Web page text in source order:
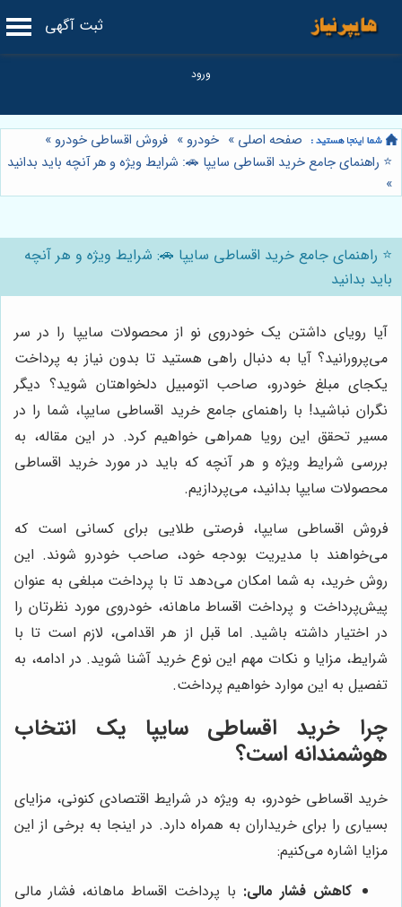
ثبت آگهی
صفحه اصلی » خودرو » فروش اقساطی خودرو »
⭐️ راهنمای جامع خرید اقساطی سایپا 🚗: شرایط ویژه و هر آنچه باید بدانید
»
⭐️ راهنمای جامع خرید اقساطی سایپا 🚗: شرایط ویژه و هر آنچه
باید بدانید
آیا رویای داشتن یک خودروی نو از محصولات سایپا را در سر
می‌پرورانید؟ آیا به دنبال راهی هستید تا بدون نیاز به پرداخت
یکجای مبلغ خودرو، صاحب اتومبیل دلخواهتان شوید؟ دیگر
نگران نباشید! با راهنمای جامع خرید اقساطی سایپا، شما را در
مسیر تحقق این رویا همراهی خواهیم کرد. در این مقاله، به
بررسی شرایط ویژه و هر آنچه که باید در مورد خرید اقساطی
محصولات سایپا بدانید، می‌پردازیم.
فروش اقساطی سایپا، فرصتی طلایی برای کسانی است که
می‌خواهند با مدیریت بودجه خود، صاحب خودرو شوند. این
روش خرید، به شما امکان می‌دهد تا با پرداخت مبلغی به عنوان
پیش‌پرداخت و پرداخت اقساط ماهانه، خودروی مورد نظرتان را
در اختیار داشته باشید. اما قبل از هر اقدامی، لازم است تا با
شرایط، مزایا و نکات مهم این نوع خرید آشنا شوید. در ادامه، به
تفصیل به این موارد خواهیم پرداخت.
چرا خرید اقساطی سایپا یک انتخاب
هوشمندانه است؟
خرید اقساطی خودرو، به ویژه در شرایط اقتصادی کنونی، مزایای
بسیاری را برای خریداران به همراه دارد. در اینجا به برخی از این
مزایا اشاره می‌کنیم:
کاهش فشار مالی: با پرداخت اقساط ماهانه، فشار مالی